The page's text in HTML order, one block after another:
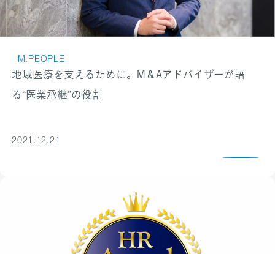
M.PEOPLE
地域医療を支えるために。M＆Aアドバイザーが語
る“医業承継”の役割
2021.12.21